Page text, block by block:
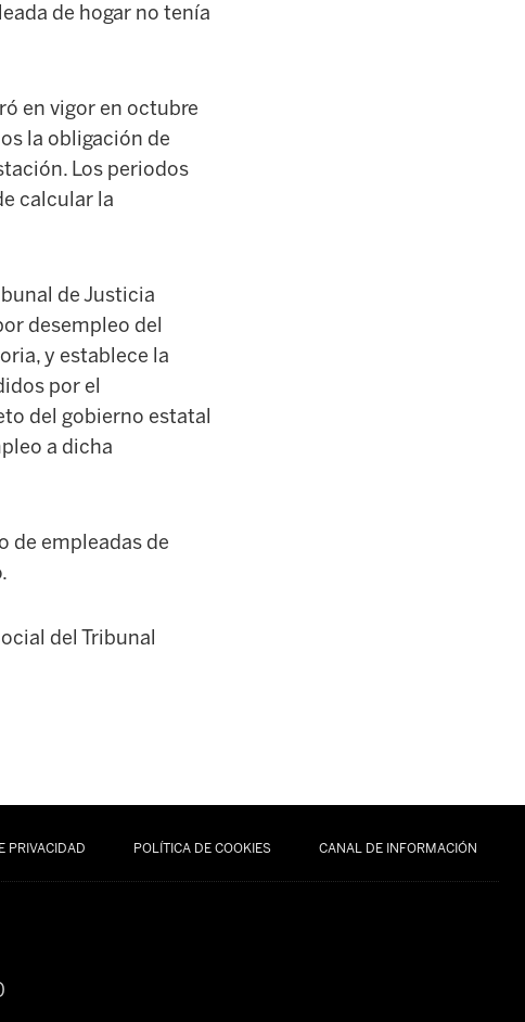
de hogar no tenía
en vigor en octubre
la obligación de
Los periodos
calcular la
de Justicia
desempleo del
y establece la
por el
del gobierno estatal
a dicha
de empleadas de
del Tribunal
PRIVACIDAD POLÍTICA DE COOKIES CANAL DE INFORMACIÓN